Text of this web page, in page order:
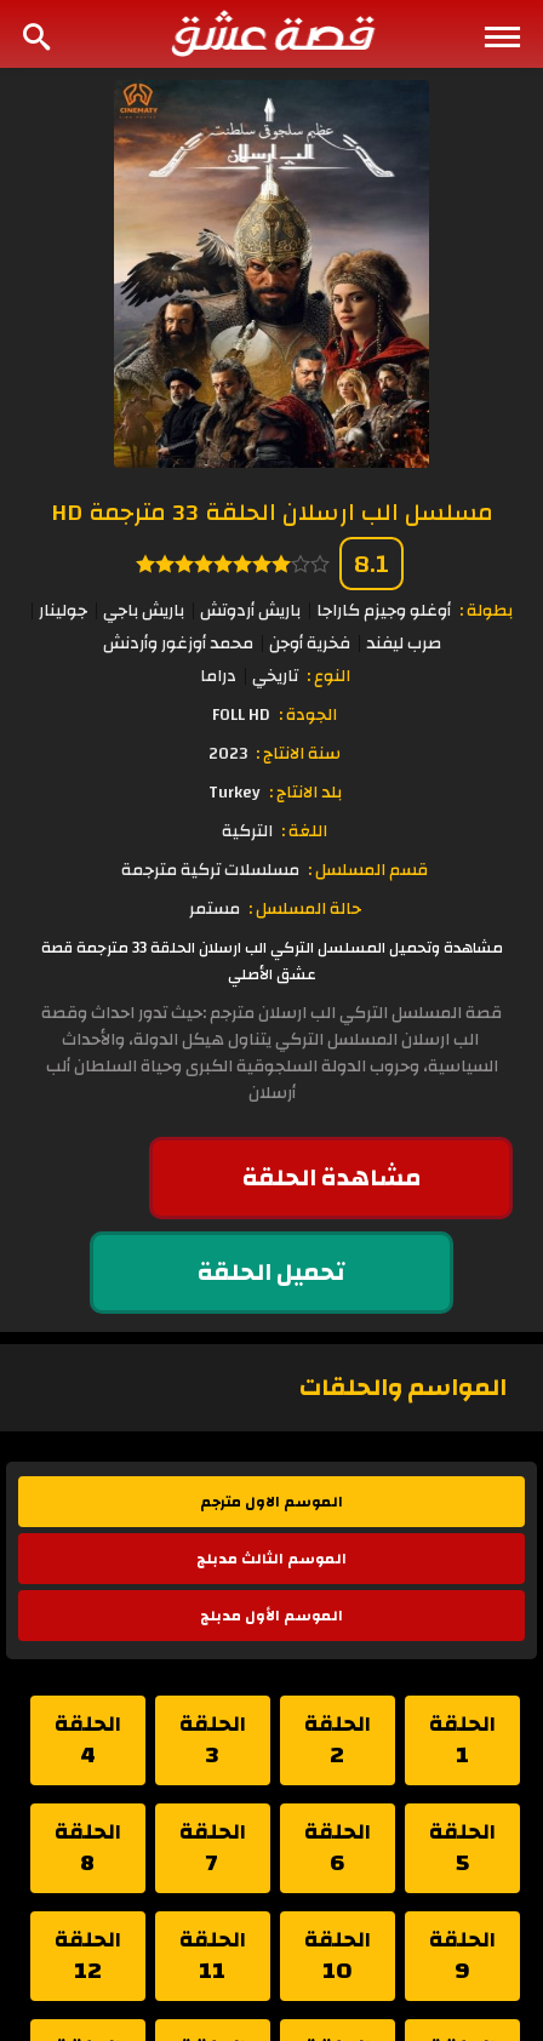
مسلسل الب ارسلان الحلقة 33 مترجمة HD
8.1
بطولة : أوغلو وجيزم كاراجا باريش أردوتش باريش باجي جولينار
صرب ليفند فخرية أوجن محمد أوزغور وأردنش
النوع : تاريخي دراما
الجودة : FOLL HD
سنة الانتاج : 2023
بلد الانتاج : Turkey
اللغة : التركية
قسم المسلسل : مسلسلات تركية مترجمة
حالة المسلسل : مستمر
مشاهدة وتحميل المسلسل التركي الب ارسلان الحلقة 33 مترجمة قصة
عشق الأصلي
قصة المسلسل التركي الب ارسلان مترجم :حيث تدور احداث وقصة
الب ارسلان المسلسل التركي يتناول هيكل الدولة، والأحداث
السياسية، وحروب الدولة السلجوقية الكبرى وحياة السلطان ألب
أرسلان
مشاهدة الحلقة
تحميل الحلقة
المواسم والحلقات
الموسم الاول مترجم
الموسم الثالث مدبلج
الموسم الأول مدبلج
الحلقة
1
الحلقة
2
الحلقة
3
الحلقة
4
الحلقة
5
الحلقة
6
الحلقة
7
الحلقة
8
الحلقة
9
الحلقة
10
الحلقة
11
الحلقة
12